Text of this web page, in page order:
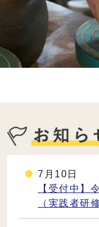
7月10日
【受付中】
（実践者研